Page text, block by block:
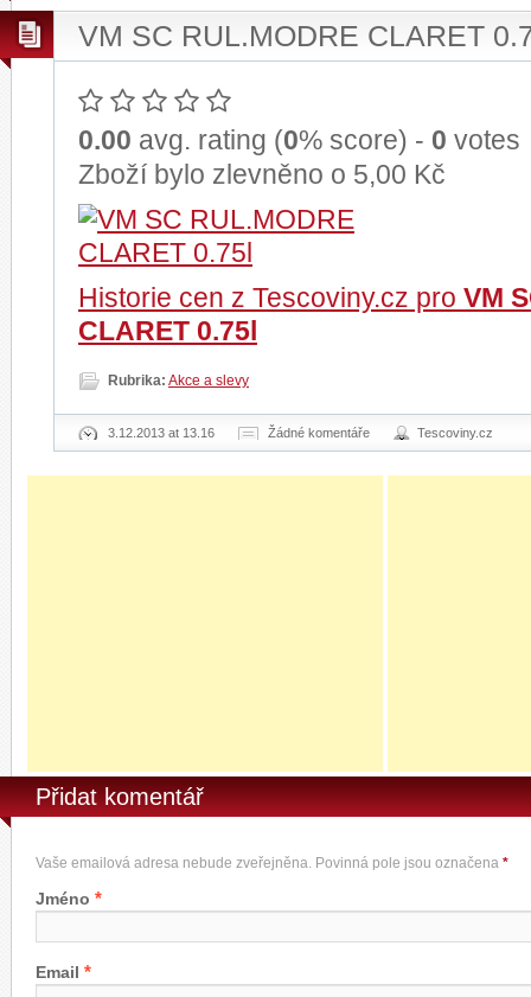
VM SC RUL.MODRE CLARET
0.00 avg. rating (0% score) - 0 votes
Zboží bylo zlevněno o 5,00 Kč
Historie cen z Tescoviny.cz pro VM
CLARET 0.75l
Rubrika: Akce a slevy
3.12.2013 at 13.16 Žádné komentáře Tescoviny.cz
Přidat komentář
Vaše emailová adresa nebude zveřejněna. Povinná pole jsou označena *
Jméno *
Email *